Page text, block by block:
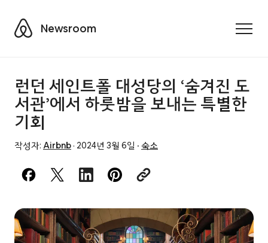
AirbnbNewsroom
런던 세인트폴 대성당의 ‘숨겨진 도
서관’에서 하룻밤을 보내는 특별한
기회
작성자: Airbnb · 2024년 3월 6일 · 숙소